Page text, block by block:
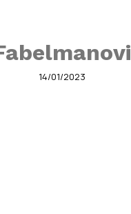
14/01/2023